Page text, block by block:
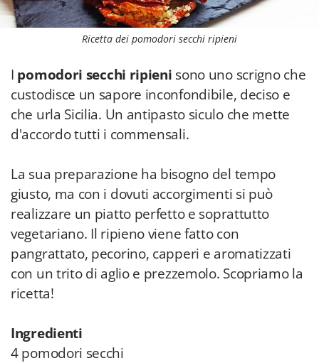
Ricetta dei pomodori secchi ripieni
I pomodori secchi ripieni sono uno scrigno che
custodisce un sapore inconfondibile, deciso e
che urla Sicilia. Un antipasto siculo che mette
d'accordo tutti i commensali.
La sua preparazione ha bisogno del tempo
giusto, ma con i dovuti accorgimenti si può
realizzare un piatto perfetto e soprattutto
vegetariano. Il ripieno viene fatto con
pangrattato, pecorino, capperi e aromatizzati
con un trito di aglio e prezzemolo. Scopriamo la
ricetta!
Ingredienti
4 pomodori secchi